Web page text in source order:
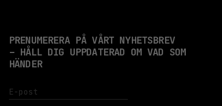
PRENUMERERA PÅ VÅRT NYHETSBREV
– HÅLL DIG UPPDATERAD OM VAD SOM
HÄNDER